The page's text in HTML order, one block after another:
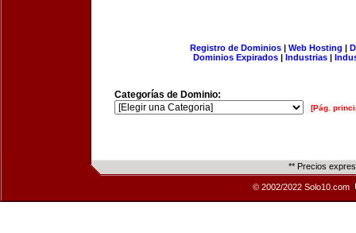
Registro de Dominios| Web Hosting |
Dominios Expirados | Industrias |
Categorías de Dominio:
[Pág.
** Precios
© 2002/2022 Solo10.com